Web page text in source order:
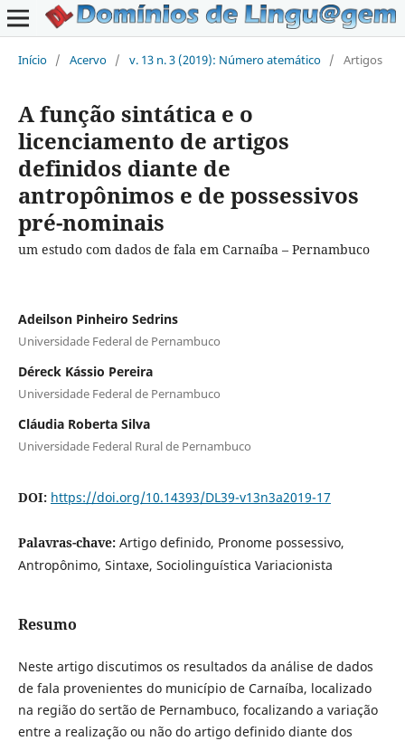
Início / Acervo / v. 13 n. 3 (2019): Número atemático / Artigos
A função sintática e o
licenciamento de artigos
definidos diante de
antropônimos e de possessivos
pré-nominais
um estudo com dados de fala em Carnaíba – Pernambuco
Adeilson Pinheiro Sedrins
Universidade Federal de Pernambuco
Déreck Kássio Pereira
Universidade Federal de Pernambuco
Cláudia Roberta Silva
Universidade Federal Rural de Pernambuco
DOI: https://doi.org/10.14393/DL39-v13n3a2019-17
Palavras-chave: Artigo definido, Pronome possessivo,
Antropônimo, Sintaxe, Sociolinguística Variacionista
Resumo
Neste artigo discutimos os resultados da análise de dados
de fala provenientes do município de Carnaíba, localizado
na região do sertão de Pernambuco, focalizando a variação
entre a realização ou não do artigo definido diante dos